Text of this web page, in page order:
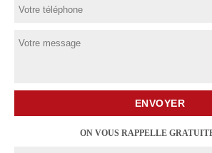
ON VOUS RAPPELLE